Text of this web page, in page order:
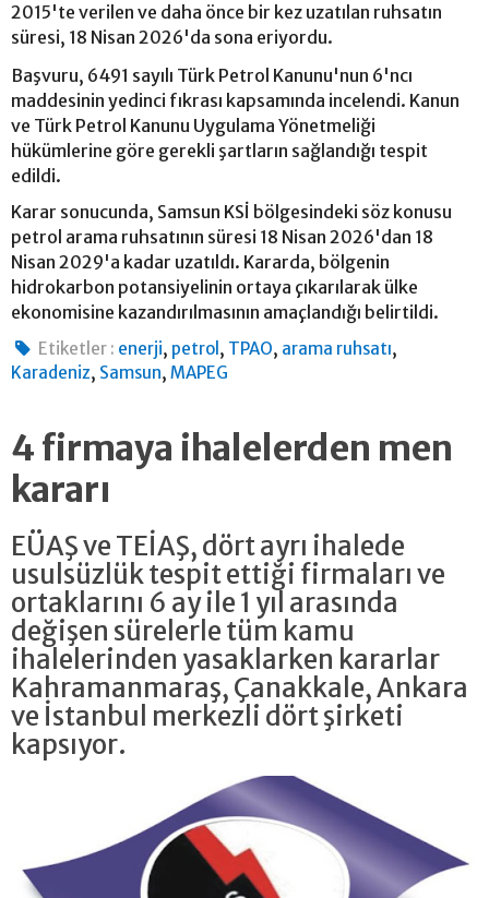
2015'te verilen ve daha önce bir kez uzatılan ruhsatın
süresi, 18 Nisan 2026'da sona eriyordu.
Başvuru, 6491 sayılı Türk Petrol Kanunu'nun 6'ncı
maddesinin yedinci fıkrası kapsamında incelendi. Kanun
ve Türk Petrol Kanunu Uygulama Yönetmeliği
hükümlerine göre gerekli şartların sağlandığı tespit
edildi.
Karar sonucunda, Samsun KSİ bölgesindeki söz konusu
petrol arama ruhsatının süresi 18 Nisan 2026'dan 18
Nisan 2029'a kadar uzatıldı. Kararda, bölgenin
hidrokarbon potansiyelinin ortaya çıkarılarak ülke
ekonomisine kazandırılmasının amaçlandığı belirtildi.
Etiketler : enerji, petrol , TPAO, arama ruhsatı,
Karadeniz, Samsun, MAPEG
4 firmaya ihalelerden men
kararı
EÜAŞ ve TEİAŞ, dört ayrı ihalede
usulsüzlük tespit ettiği firmaları ve
ortaklarını 6 ay ile 1 yıl arasında
değişen sürelerle tüm kamu
ihalelerinden yasaklarken kararlar
Kahramanmaraş, Çanakkale, Ankara
ve İstanbul merkezli dört şirketi
kapsıyor.